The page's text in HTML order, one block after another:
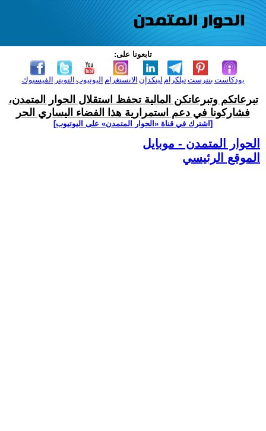
تابعونا على:
الفيسبوك التويتر اليوتيوب الانستغرام لينكدإن تيلكرامبنترست بودكاست
تبرعاتكم وتبرعاتكن المالية تحفظ استقلال الحوار المتمدن،
فشاركونا في دعم استمرارية هذا الفضاء اليساري الحر
[اشترك في قناة ‫«الحوار المتمدن» على اليوتيوب]
الحوار المتمدن - موبايل
الموقع الرئيسي